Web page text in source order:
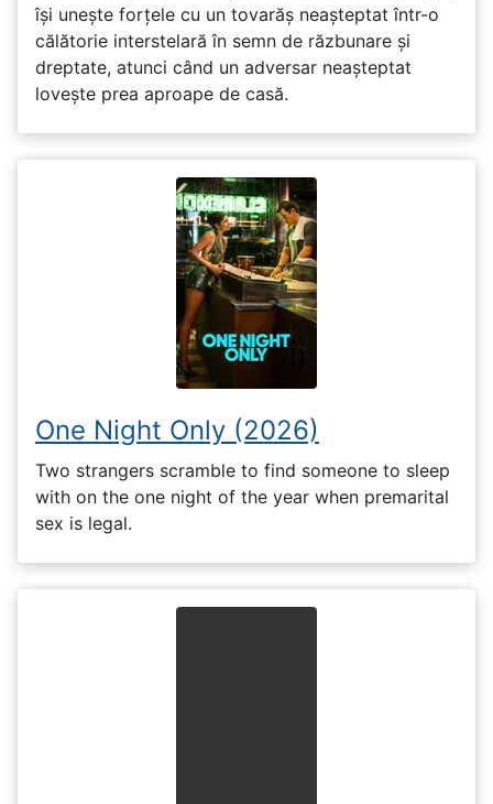
își unește forțele cu un tovarăș neașteptat într-o
călătorie interstelară în semn de răzbunare și
dreptate, atunci când un adversar neașteptat
lovește prea aproape de casă.
One Night Only (2026)
Two strangers scramble to find someone to sleep
with on the one night of the year when premarital
sex is legal.